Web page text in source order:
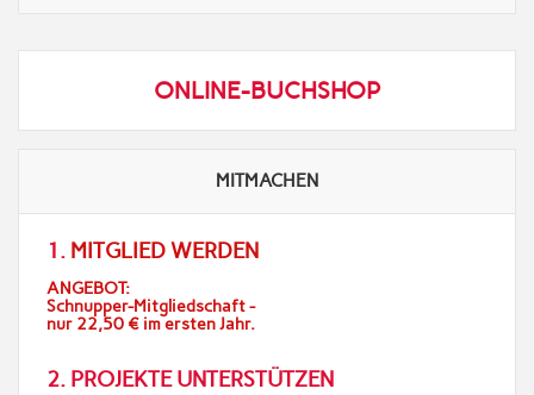
ONLINE-BUCHSHOP
MITMACHEN
1. MITGLIED WERDEN
ANGEBOT:
Schnupper-Mitgliedschaft -
nur 22,50 € im ersten Jahr.
2. PROJEKTE UNTERSTÜTZEN